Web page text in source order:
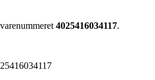
4025416034117.